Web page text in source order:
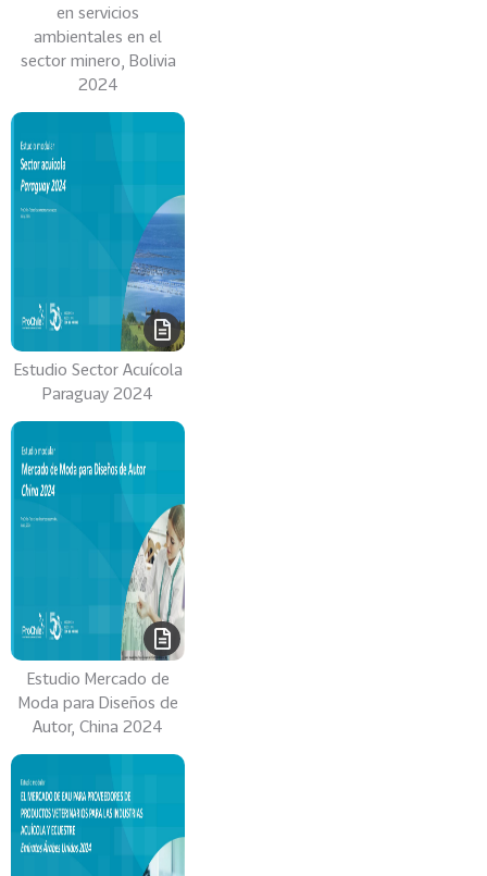
O
P
U
L
O
VER
en servicios
ambientales en el
sector minero, Bolivia
2024
Estudio Sector Acuícola
Paraguay 2024
Estudio Mercado de
Moda para Diseños de
Autor, China 2024